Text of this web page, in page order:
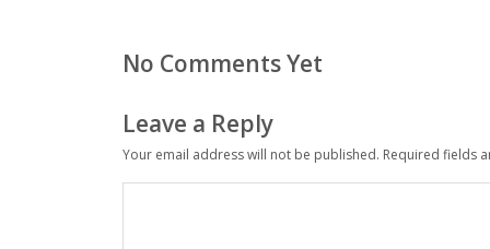
No Comments Yet
Leave a Reply
Your email address will not be published. Required fields